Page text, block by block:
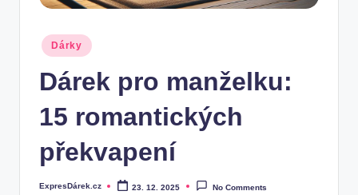
Posted
in
Dárky
Dárek pro manželku:
15 romantických
překvapení
Posted
ExpresDárek.cz 23. 12. 2025 No Comments